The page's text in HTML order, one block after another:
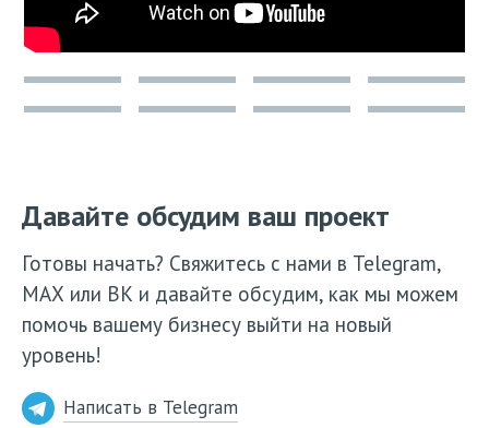
Давайте обсудим ваш проект
Готовы начать? Свяжитесь с нами в Telegram,
МАХ или ВК и давайте обсудим, как мы можем
помочь вашему бизнесу выйти на новый
уровень!
Написать в Telegram